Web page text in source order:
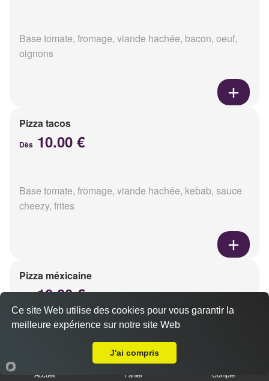
Base tomate, fromage, viande hachée, bacon, oeuf,
oignons
Pizza tacos
Dès 10.00 €
Base tomate, fromage, viande hachée, kebab, sauce
cheezy, frites
Pizza méxicaine
10.00 €
Base sauce barbecue, fromage, viande hachée,
Accueil Panier Compte
Ce site Web utilise des cookies pour vous garantir la
meilleure expérience sur notre site Web
J'ai compris